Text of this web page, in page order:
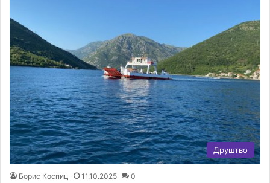
Друштво
Борис Коспиц 11.10.2025 0